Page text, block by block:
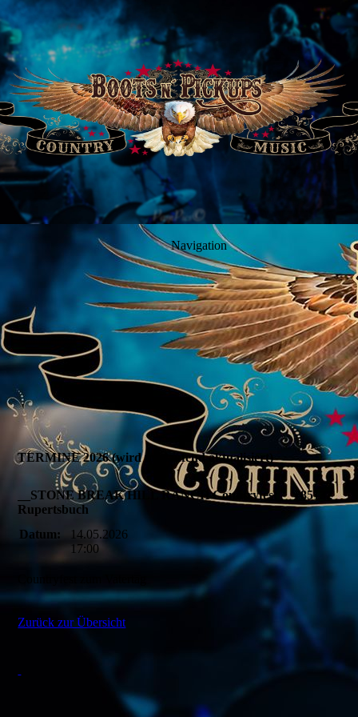
Navigation
TERMINE 2026 (wird fortlaufend aktualisiert)
__STONE BREAK HILL RANCH Countryfest__ - 85132
Rupertsbuch
Datum:
14.05.2026
17:00
Zurück zur Übersicht